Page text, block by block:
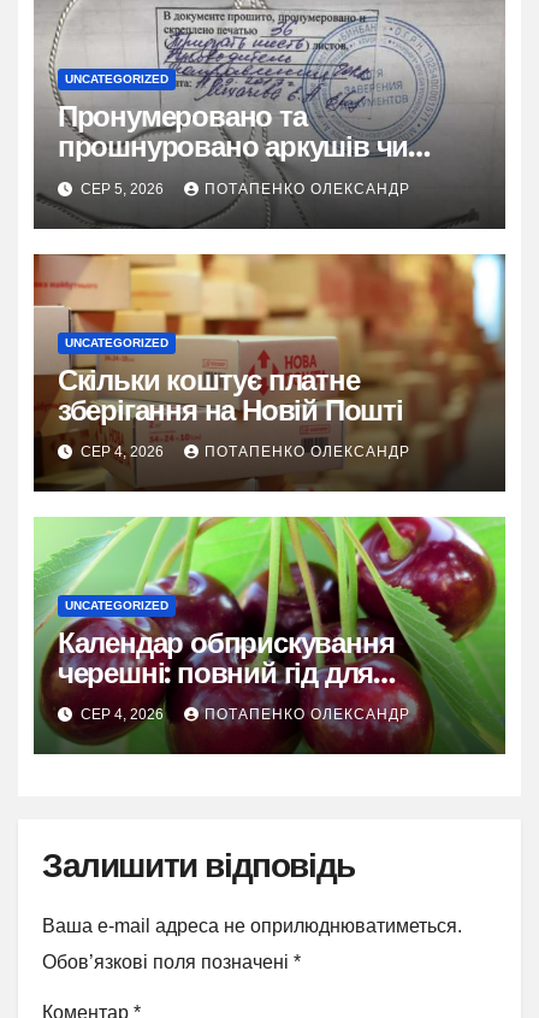
UNCATEGORIZED
Пронумеровано та
прошнуровано аркушів чи
сторінок: повний гайд
СЕР 5, 2026 ПОТАПЕНКО ОЛЕКСАНДР
UNCATEGORIZED
Скільки коштує платне
зберігання на Новій Пошті
СЕР 4, 2026 ПОТАПЕНКО ОЛЕКСАНДР
UNCATEGORIZED
Календар обприскування
черешні: повний гід для
здорового врожаю
СЕР 4, 2026 ПОТАПЕНКО ОЛЕКСАНДР
Залишити відповідь
Ваша e-mail адреса не оприлюднюватиметься.
Обов’язкові поля позначені *
Коментар *